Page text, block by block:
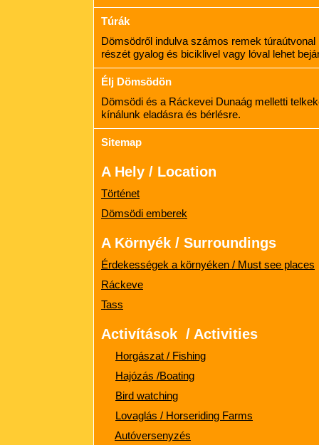
Túrák
Dömsödről indulva számos remek
részét gyalog és biciklivel vagy lóval lehet
Élj Dömsödön
Dömsödi és a Ráckevei Dunaág melletti
kínálunk eladásra és bérlésre.
Sitemap
A Hely / Location
Történet
Dömsödi emberek
A Környék / Surroundings
Érdekességek a környéken / Must see places
Ráckeve
Tass
Activítások / Activities
Horgászat / Fishing
Hajózás /Boating
Bird watching
Lovaglás / Horseriding Farms
Autóversenyzés